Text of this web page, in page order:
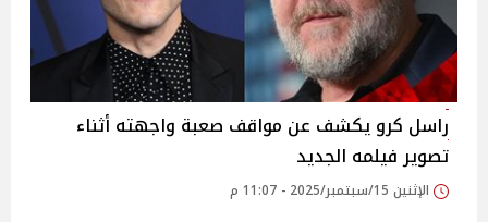
راسل كرو يكشف عن مواقف صعبة واجهته أثناء
تصوير فيلمه الجديد
الإثنين 15/سبتمبر/2025 - 11:07 م